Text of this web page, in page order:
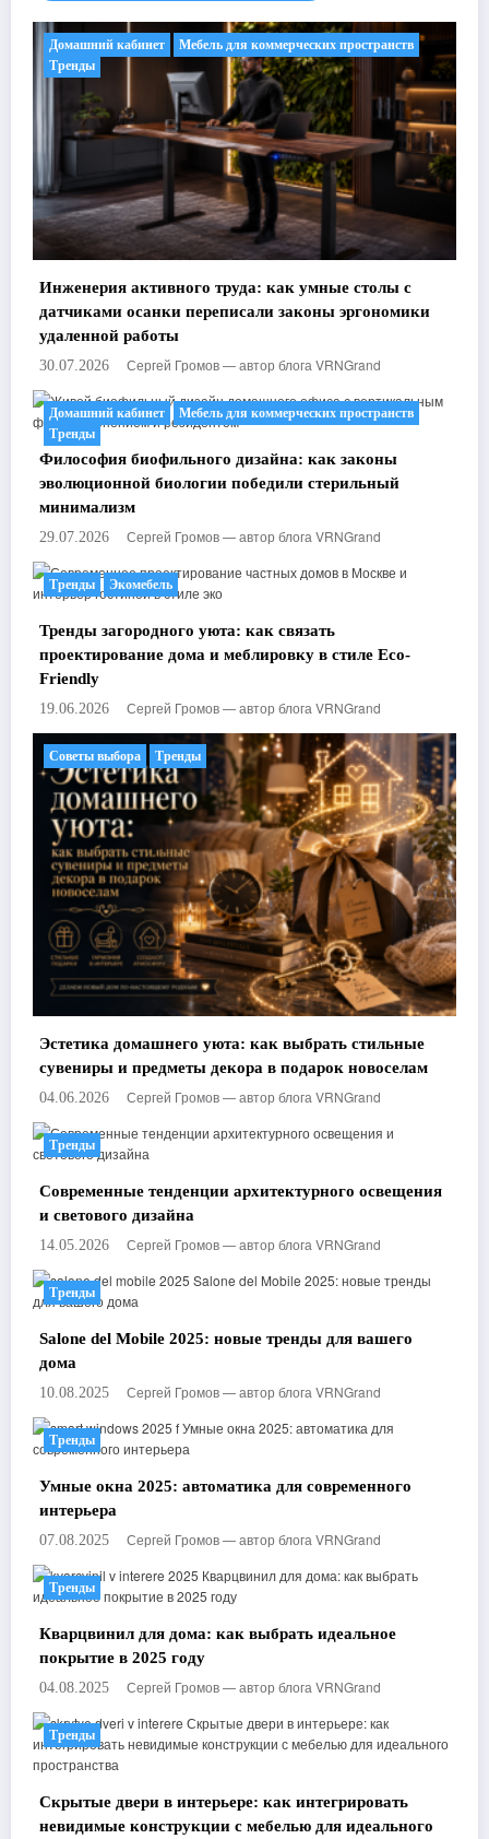
Домашний кабинет
Мебель для коммерческих пространств
Тренды
Инженерия активного труда: как умные столы с
датчиками осанки переписали законы эргономики
удаленной работы
30.07.2026 Сергей Громов — автор блога VRNGrand
Домашний кабинет
Мебель для коммерческих пространств
Тренды
Философия биофильного дизайна: как законы
эволюционной биологии победили стерильный
минимализм
29.07.2026 Сергей Громов — автор блога VRNGrand
Тренды Экомебель
Тренды загородного уюта: как связать
проектирование дома и меблировку в стиле Eco-
Friendly
19.06.2026 Сергей Громов — автор блога VRNGrand
Советы выбора Тренды
Эстетика домашнего уюта: как выбрать стильные
сувениры и предметы декора в подарок новоселам
04.06.2026 Сергей Громов — автор блога VRNGrand
Тренды
Современные тенденции архитектурного освещения
и светового дизайна
14.05.2026 Сергей Громов — автор блога VRNGrand
Тренды
Salone del Mobile 2025: новые тренды для вашего
дома
10.08.2025 Сергей Громов — автор блога VRNGrand
Тренды
Умные окна 2025: автоматика для современного
интерьера
07.08.2025 Сергей Громов — автор блога VRNGrand
Тренды
Кварцвинил для дома: как выбрать идеальное
покрытие в 2025 году
04.08.2025 Сергей Громов — автор блога VRNGrand
Тренды
Скрытые двери в интерьере: как интегрировать
невидимые конструкции с мебелью для идеального